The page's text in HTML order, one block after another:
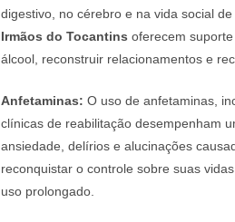
digestivo, no cérebro e na vida social
Irmãos do Tocantins oferecem
álcool, reconstruir relacionamentos e
Anfetaminas: O uso de anfetaminas,
clínicas de reabilitação desempenham
ansiedade, delírios e alucinações
reconquistar o controle sobre suas
uso prolongado.